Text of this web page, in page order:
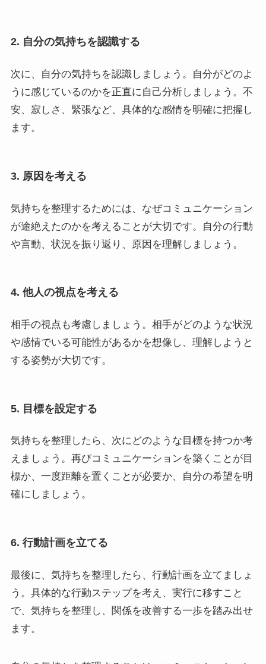
2. 自分の気持ちを認識する
次に、自分の気持ちを認識しましょう。自分がどのよ
うに感じているのかを正直に自己分析しましょう。不
安、寂しさ、緊張など、具体的な感情を明確に把握し
ます。
3. 原因を考える
気持ちを整理するためには、なぜコミュニケーション
が途絶えたのかを考えることが大切です。自分の行動
や言動、状況を振り返り、原因を理解しましょう。
4. 他人の視点を考える
相手の視点も考慮しましょう。相手がどのような状況
や感情でいる可能性があるかを想像し、理解しようと
する姿勢が大切です。
5. 目標を設定する
気持ちを整理したら、次にどのような目標を持つか考
えましょう。再びコミュニケーションを築くことが目
標か、一度距離を置くことが必要か、自分の希望を明
確にしましょう。
6. 行動計画を立てる
最後に、気持ちを整理したら、行動計画を立てましょ
う。具体的な行動ステップを考え、実行に移すこと
で、気持ちを整理し、関係を改善する一歩を踏み出せ
ます。